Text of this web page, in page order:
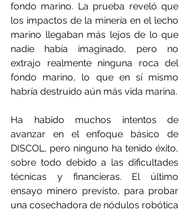
fondo marino. La prueba reveló que
los impactos de la minería en el lecho
marino llegaban más lejos de lo que
nadie había imaginado, pero no
extrajo realmente ninguna roca del
fondo marino, lo que en sí mismo
habría destruido aún más vida marina.
Ha habido muchos intentos de
avanzar en el enfoque básico de
DISCOL, pero ninguno ha tenido éxito,
sobre todo debido a las dificultades
técnicas y financieras. El último
ensayo minero previsto, para probar
una cosechadora de nódulos robótica